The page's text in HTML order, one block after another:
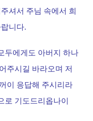
셔서 주님 속에서 희
니다.
두에게도 아버지 하나
주시길 바라오며 저
이 응답해 주시리라
로 기도드리옵나이